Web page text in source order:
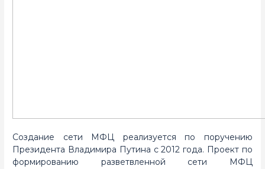
Создание сети МФЦ реализуется по поручению
Президента Владимира Путина с 2012 года. Проект по
формированию разветвленной сети МФЦ